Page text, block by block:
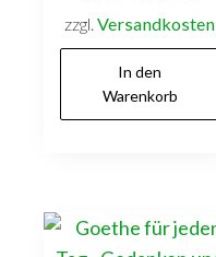
zzgl.Versandkosten
In den
Warenkorb